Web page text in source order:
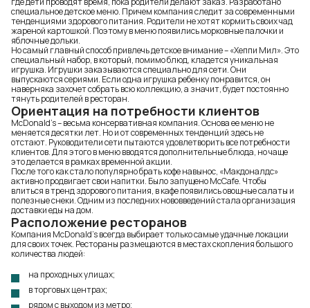
специальное детское меню. Причем компания следит за современными
тенденциями здорового питания. Родители не хотят кормить своих чад
жареной картошкой. Поэтому в меню появились морковные палочки и
яблочные дольки.
Но самый главный способ привлечь детское внимание – «Хеппи Мил». Это
специальный набор, в который, помимо блюд, кладется уникальная
игрушка. Игрушки заказываются специально для сети. Они
выпускаются сериями. Если одна игрушка ребенку понравится, он
наверняка захочет собрать всю коллекцию, а значит, будет постоянно
тянуть родителей в ресторан.
Ориентация на потребности клиентов
McDonald’s – весьма консервативная компания. Основа ее меню не
меняется десятки лет. Но и от современных тенденций здесь не
отстают. Руководители сети пытаются удовлетворить все потребности
клиентов. Для этого в меню вводятся дополнительные блюда, но чаще
это делается в рамках временной акции.
После того как стало популярно брать кофе навынос, «Макдоналдс»
активно продвигает свои напитки. Было запущено McCafe. Чтобы
влиться в тренд здорового питания, в кафе появились овощные салаты и
полезные снеки. Одним из последних нововведений стала организация
доставки еды на дом.
Расположение ресторанов
Компания McDonald’s всегда выбирает только самые удачные локации
для своих точек. Рестораны размещаются в местах скопления большого
количества людей:
на проходных улицах;
в торговых центрах;
рядом с выходом из метро;